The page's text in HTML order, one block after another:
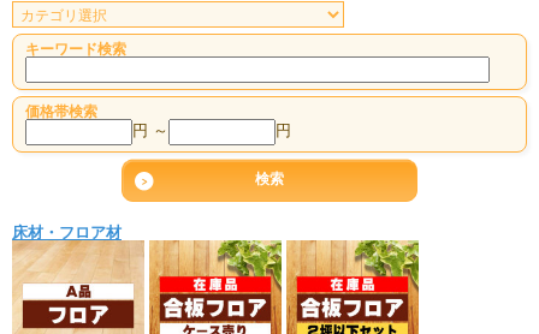
キーワード検索
価格帯検索
円 ～ 円
床材・フロア材